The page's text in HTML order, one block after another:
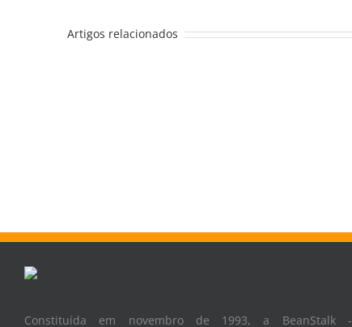
Artigos relacionados
Constituída em novembro de 1993, a BeanStalk -